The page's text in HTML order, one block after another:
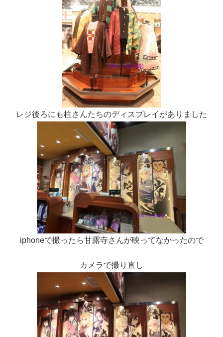
レジ後ろにも柱さんたちのディスプレイがありました
iphoneで撮ったら甘露寺さんが映ってなかったので
カメラで撮り直し